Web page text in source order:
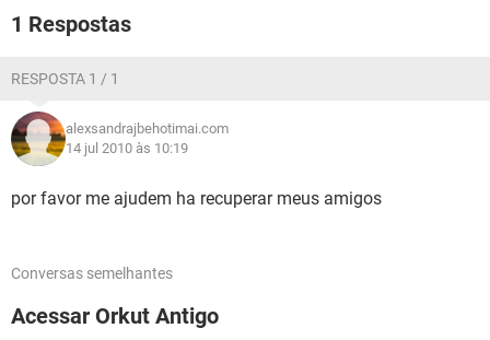
1 Respostas
RESPOSTA 1 / 1
alexsandrajbehotimai.com
14 jul 2010 às 10:19
por favor me ajudem ha recuperar meus amigos
Conversas semelhantes
Acessar Orkut Antigo